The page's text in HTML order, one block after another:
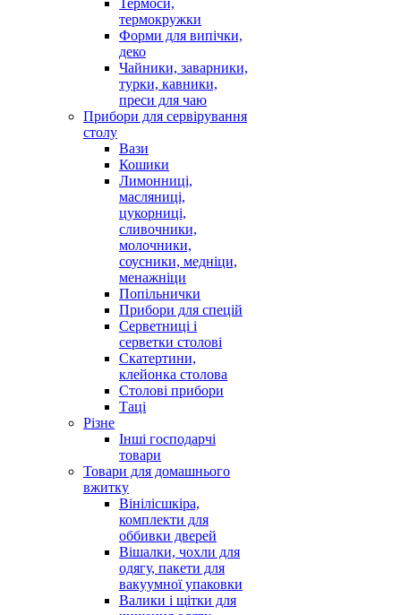
Термоси,
термокружки
Форми для випічки,
деко
Чайники, заварники,
турки, кавники,
преси для чаю
Прибори для сервірування
столу
Вази
Кошики
Лимонниці,
масляниці,
цукорниці,
сливочники,
молочники,
соусники, медніци,
менажніци
Попільнички
Прибори для спецій
Серветниці і
серветки столові
Скатертини,
клейонка столова
Столові прибори
Таці
Різне
Інші господарчі
товари
Товари для домашнього
вжитку
Вінілісшкіра,
комплекти для
оббивки дверей
Вішалки, чохли для
одягу, пакети для
вакуумної упаковки
Валики і щітки для